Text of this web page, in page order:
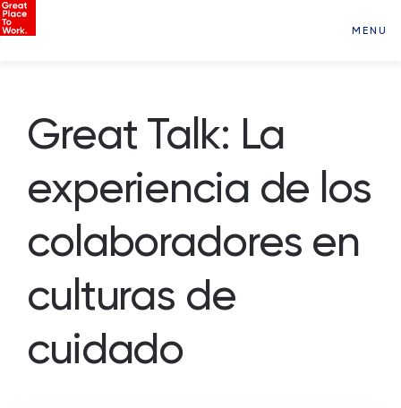
MENU
Great Talk: La
experiencia de los
colaboradores en
culturas de
cuidado